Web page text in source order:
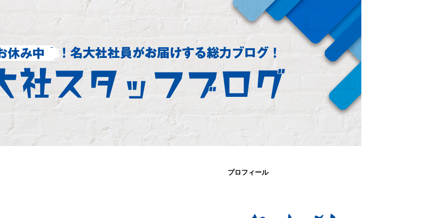
プロフィール